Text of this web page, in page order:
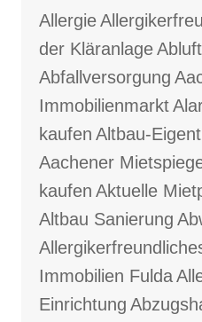
Allergie
der Kläranlage
Abfallversorgung
Immobilienmarkt
kaufen Altbau-
Aachener
kaufen Aktuelle
Altbau Sanierung
Immobilien Fulda
Einrichtung